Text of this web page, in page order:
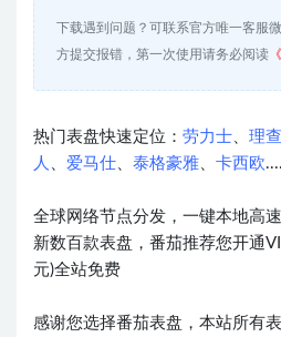
下载遇到问题？可联系官方唯一客服
方提交报错，第一次使用请务必阅读
热门表盘快速定位： 劳力士 理
人
爱马仕 泰格豪雅 卡西欧....
全球网络节点分发，一键本地高
新数百款表盘，番茄推荐您开通
元)全站免费
感谢您选择番茄表盘，本站所有